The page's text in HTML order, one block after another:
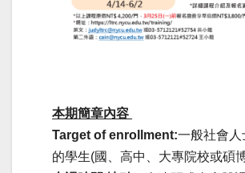
本期簡章內容
Target of enrollment:一般社會人
的學生(國、高中、大專院校或碩